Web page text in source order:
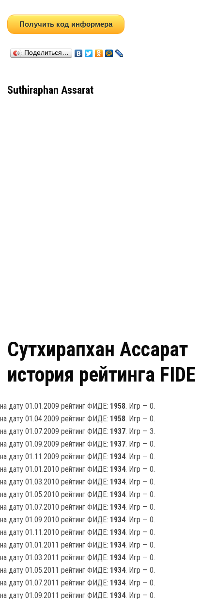
Получить код информера
Поделиться…
Suthiraphan Assarat
Сутхирапхан Ассарат
история рейтинга FIDE
на дату 01.01.2009 рейтинг ФИДЕ: 1958. Игр — 0.
на дату 01.04.2009 рейтинг ФИДЕ: 1958. Игр — 0.
на дату 01.07.2009 рейтинг ФИДЕ: 1937. Игр — 3.
на дату 01.09.2009 рейтинг ФИДЕ: 1937. Игр — 0.
на дату 01.11.2009 рейтинг ФИДЕ: 1934. Игр — 0.
на дату 01.01.2010 рейтинг ФИДЕ: 1934. Игр — 0.
на дату 01.03.2010 рейтинг ФИДЕ: 1934. Игр — 0.
на дату 01.05.2010 рейтинг ФИДЕ: 1934. Игр — 0.
на дату 01.07.2010 рейтинг ФИДЕ: 1934. Игр — 0.
на дату 01.09.2010 рейтинг ФИДЕ: 1934. Игр — 0.
на дату 01.11.2010 рейтинг ФИДЕ: 1934. Игр — 0.
на дату 01.01.2011 рейтинг ФИДЕ: 1934. Игр — 0.
на дату 01.03.2011 рейтинг ФИДЕ: 1934. Игр — 0.
на дату 01.05.2011 рейтинг ФИДЕ: 1934. Игр — 0.
на дату 01.07.2011 рейтинг ФИДЕ: 1934. Игр — 0.
на дату 01.09.2011 рейтинг ФИДЕ: 1934. Игр — 0.